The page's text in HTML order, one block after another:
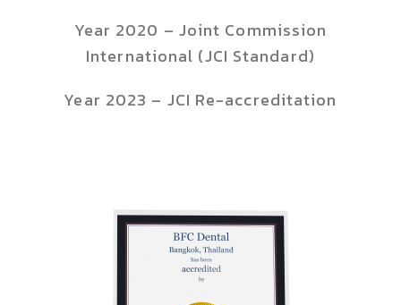
Year 2020 – Joint Commission
International (JCI Standard)
Year 2023 – JCI Re-accreditation